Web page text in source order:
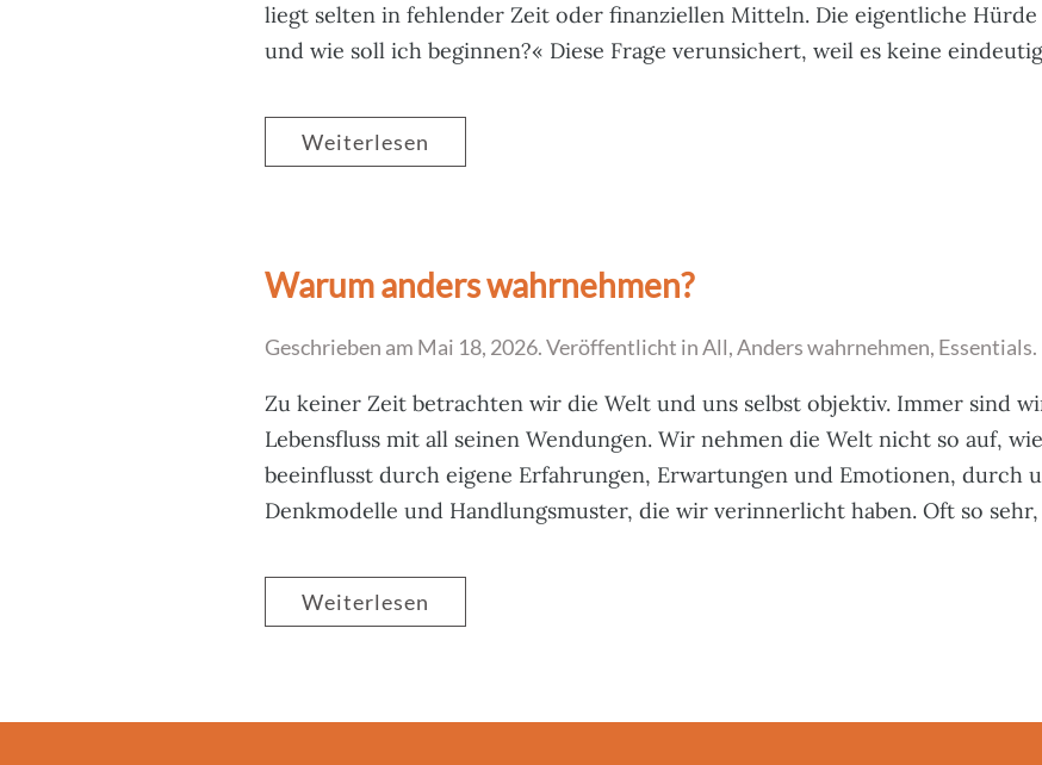
liegt selten in fehlender Zeit oder finanziellen Mitteln. Die eigentliche Hürde
und wie soll ich beginnen?« Diese Frage verunsichert, weil es keine
Weiterlesen
Warum anders wahrnehmen?
Geschrieben am Mai 18, 2026. Veröffentlicht inAll,Anders wahrnehmen, Essentials.
Zu keiner Zeit betrachten wir die Welt und uns selbst objektiv. Immer sind
Lebensfluss mit all seinen Wendungen. Wir nehmen die Welt nicht so auf,
beeinflusst durch eigene Erfahrungen, Erwartungen und Emotionen, durch
Denkmodelle und Handlungsmuster, die wir verinnerlicht haben. Oft so sehr,
Weiterlesen